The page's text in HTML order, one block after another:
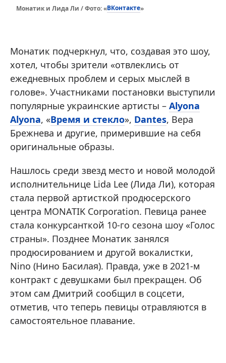
Монатик и Лида Ли / Фото: «ВКонтакте»
Монатик подчеркнул, что, создавая это шоу,
хотел, чтобы зрители «отвлеклись от
ежедневных проблем и серых мыслей в
голове». Участниками постановки выступили
популярные украинские артисты – Alyona
Alyona, «Время и стекло», Dantes, Вера
Брежнева и другие, примерившие на себя
оригинальные образы.
Нашлось среди звезд место и новой молодой
исполнительнице Lida Lee (Лида Ли), которая
стала первой артисткой продюсерского
центра MONATIK Corporation. Певица ранее
стала конкурсанткой 10-го сезона шоу «Голос
страны». Позднее Монатик занялся
продюсированием и другой вокалистки,
Nino (Нино Басилая). Правда, уже в 2021-м
контракт с девушками был прекращен. Об
этом сам Дмитрий сообщил в соцсети,
отметив, что теперь певицы отравляются в
самостоятельное плавание.